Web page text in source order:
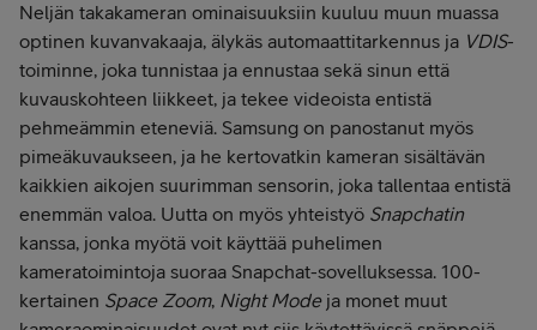
Neljän takakameran ominaisuuksiin kuuluu muun muassa
optinen kuvanvakaaja, älykäs automaattitarkennus ja VDIS-
toiminne, joka tunnistaa ja ennustaa sekä sinun että
kuvauskohteen liikkeet, ja tekee videoista entistä
pehmeämmin eteneviä. Samsung on panostanut myös
pimeäkuvaukseen, ja he kertovatkin kameran sisältävän
kaikkien aikojen suurimman sensorin, joka tallentaa entistä
enemmän valoa. Uutta on myös yhteistyö Snapchatin
kanssa, jonka myötä voit käyttää puhelimen
kameratoimintoja suoraa Snapchat-sovelluksessa. 100-
kertainen Space Zoom, Night Modeja monet muut